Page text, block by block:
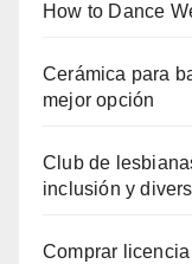
How to Dance
Cerámica para
mejor opción
Club de
inclusión y
Comprar